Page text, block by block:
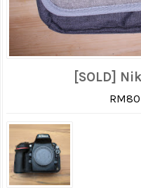
[SOLD]